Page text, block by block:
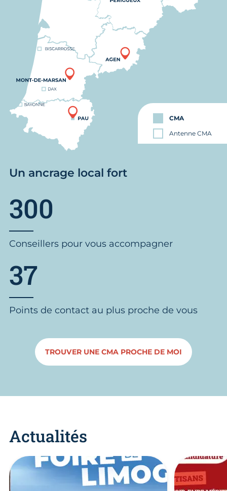
CMA
Antenne CMA
Un ancrage local fort
300
Conseillers pour vous accompagner
37
Points de contact au plus proche de vous
TROUVER UNE CMA PROCHE DE MOI
Actualités